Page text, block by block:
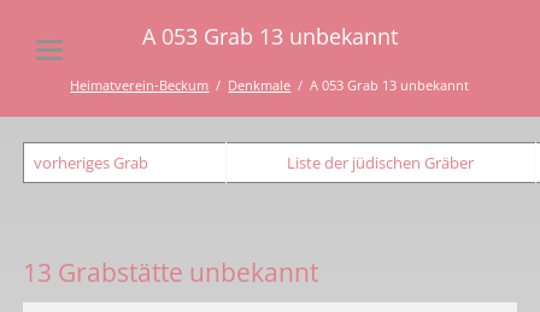
A 053 Grab 13 unbekannt
Heimatverein-Beckum Denkmale A 053 Grab 13 unbekannt
vorheriges Grab Liste der jüdischen Gräber
13 Grabstätte unbekannt